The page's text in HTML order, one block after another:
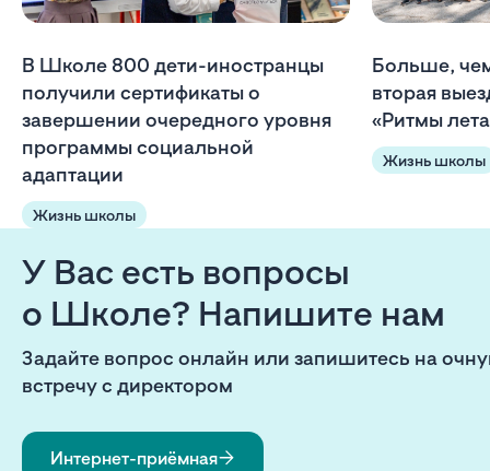
В Школе 800 дети-иностранцы
получили сертификаты о
завершении очередного уровня
программы социальной
адаптации
Жизнь школы
Больше,
вторая
«Ритмы
Жизнь школы
У Вас есть вопросы
о Школе? Напишите нам
Задайте вопрос онлайн или запишитесь на
встречу с директором
Интернет-приёмная